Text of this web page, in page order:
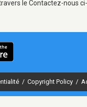
le Contactez-nous
/ Copyright Policy /